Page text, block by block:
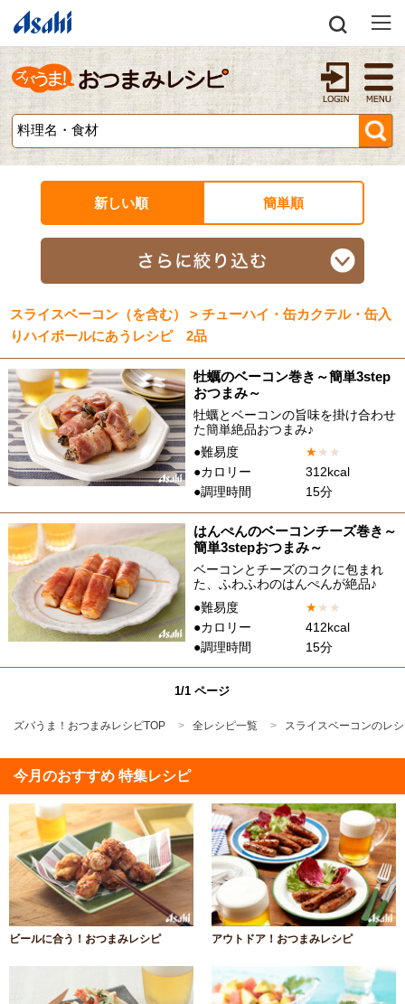
新しい順 簡単順
スライスベーコン（を含む） > チューハイ・缶カクテル・缶入
りハイボールにあうレシピ 2品
牡蠣のベーコン巻き～簡単3step
おつまみ～
牡蠣とベーコンの旨味を掛け合わせ
た簡単絶品おつまみ♪
●難易度
★★ ★
●カロリー
312kcal
●調理時間
15分
はんぺんのベーコンチーズ巻き～
簡単3stepおつまみ～
ベーコンとチーズのコクに包まれ
た、ふわふわのはんぺんが絶品♪
●難易度
★★ ★
●カロリー
412kcal
●調理時間
15分
1/1 ページ
ズバうま！おつまみレシピTOP 全レシピ一覧 スライスベーコンのレ
今月のおすすめ 特集レシピ
ビールに合う！おつまみレシピ アウトドア！おつまみレシピ